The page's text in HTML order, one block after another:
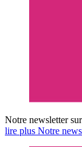
Notre newsletter
lire plus Notre